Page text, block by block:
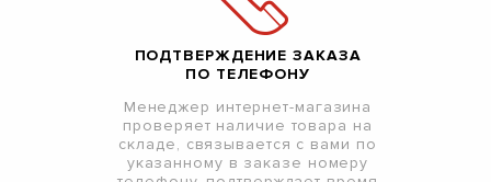
ПОДТВЕРЖДЕНИЕ ЗАКАЗА
ПО ТЕЛЕФОНУ
Менеджер интернет-магазина
проверяет наличие товара на
складе, связывается с вами по
указанному в заказе номеру